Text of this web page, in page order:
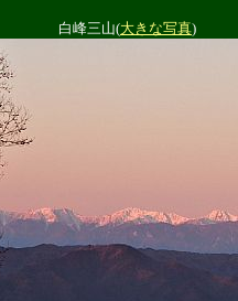
白峰三山(大きな写真)